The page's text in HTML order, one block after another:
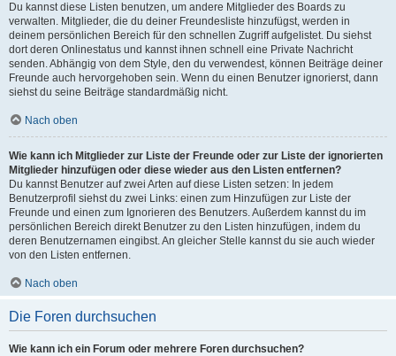
Du kannst diese Listen benutzen, um andere Mitglieder des Boards zu
verwalten. Mitglieder, die du deiner Freundesliste hinzufügst, werden in
deinem persönlichen Bereich für den schnellen Zugriff aufgelistet. Du siehst
dort deren Onlinestatus und kannst ihnen schnell eine Private Nachricht
senden. Abhängig von dem Style, den du verwendest, können Beiträge deiner
Freunde auch hervorgehoben sein. Wenn du einen Benutzer ignorierst, dann
siehst du seine Beiträge standardmäßig nicht.
Nach oben
Wie kann ich Mitglieder zur Liste der Freunde oder zur Liste der ignorierten
Mitglieder hinzufügen oder diese wieder aus den Listen entfernen?
Du kannst Benutzer auf zwei Arten auf diese Listen setzen: In jedem
Benutzerprofil siehst du zwei Links: einen zum Hinzufügen zur Liste der
Freunde und einen zum Ignorieren des Benutzers. Außerdem kannst du im
persönlichen Bereich direkt Benutzer zu den Listen hinzufügen, indem du
deren Benutzernamen eingibst. An gleicher Stelle kannst du sie auch wieder
von den Listen entfernen.
Nach oben
Die Foren durchsuchen
Wie kann ich ein Forum oder mehrere Foren durchsuchen?